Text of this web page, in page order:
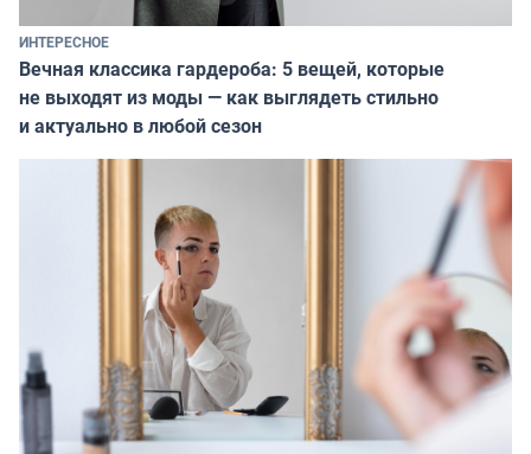
ИНТЕРЕСНОЕ
Вечная классика гардероба: 5 вещей, которые
не выходят из моды — как выглядеть стильно
и актуально в любой сезон